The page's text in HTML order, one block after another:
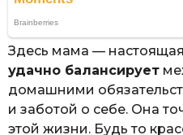
Здесь мама —
удачно балансирует
домашними
и заботой о себе. Она
этой жизни. Будь то